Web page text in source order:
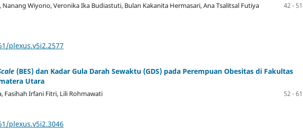
Wiyono, Veronika Ika Budiastuti, Bulan Kakanita Hermasari, Ana Tsalitsal Futiya
42 - 51
plexus.v5i2.2577
(BES) dan Kadar Gula Darah Sewaktu (GDS) pada Perempuan Obesitas di Fakultas
Utara
Fasihah Irfani Fitri, Lili Rohmawati
52 - 61
plexus.v5i2.3046